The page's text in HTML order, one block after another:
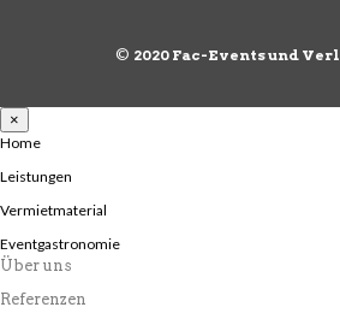
© 2020 Fac-Events und
×
Home
Leistungen
Vermietmaterial
Eventgastronomie
Über uns
Referenzen